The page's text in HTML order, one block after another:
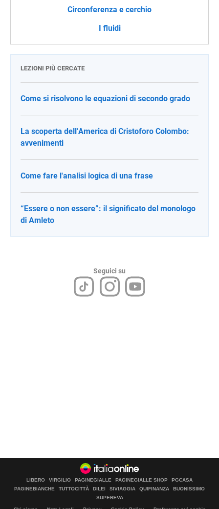
Circonferenza e cerchio
I fluidi
LEZIONI PIÙ CERCATE
Come si risolvono le equazioni di secondo grado
La scoperta dell’America di Cristoforo Colombo:
avvenimenti
Come fare l'analisi logica di una frase
“Essere o non essere”: il significato del monologo
di Amleto
Seguici su
LIBERO VIRGILIO PAGINEGIALLE PAGINEGIALLE SHOP
PGCASA
PAGINEBIANCHE
TUTTOCITTÀ DILEI SIVIAGGIA QUIFINANZA
BUONISSIMO
SUPEREVA